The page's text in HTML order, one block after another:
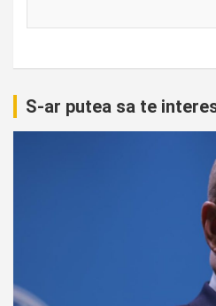
S-ar putea sa te